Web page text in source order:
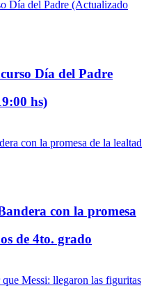
Día del Padre
hs)
con la promesa
de 4to. grado